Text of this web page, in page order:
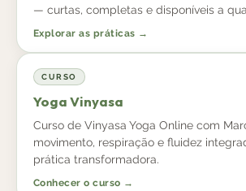
— curtas, completas e disponíveis a
Explorar as práticas →
CURSO
Yoga Vinyasa
Curso de Vinyasa Yoga Online com
movimento, respiração e fluidez
prática transformadora.
Conhecer o curso →